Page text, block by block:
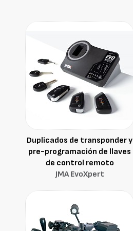
Duplicados de transponder y
pre-programación de llaves
de control remoto
JMA EvoXpert